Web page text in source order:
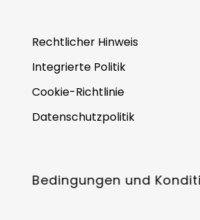
Rechtlicher Hinweis
Integrierte Politik
Cookie-Richtlinie
Datenschutzpolitik
Bedingungen und